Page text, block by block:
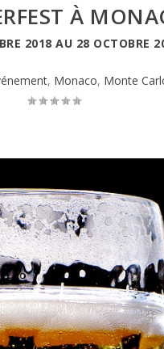
À
2018 AU 28 OCTOBRE
, Monaco, Monte